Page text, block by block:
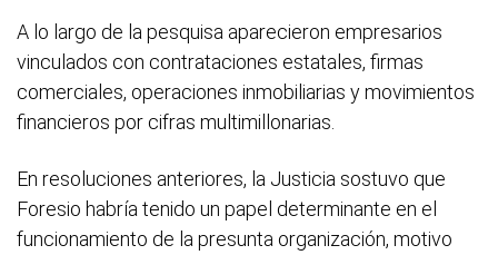
A lo largo de la pesquisa aparecieron empresarios
vinculados con contrataciones estatales, firmas
comerciales, operaciones inmobiliarias y movimientos
financieros por cifras multimillonarias.
En resoluciones anteriores, la Justicia sostuvo que
Foresio habría tenido un papel determinante en el
funcionamiento de la presunta organización, motivo